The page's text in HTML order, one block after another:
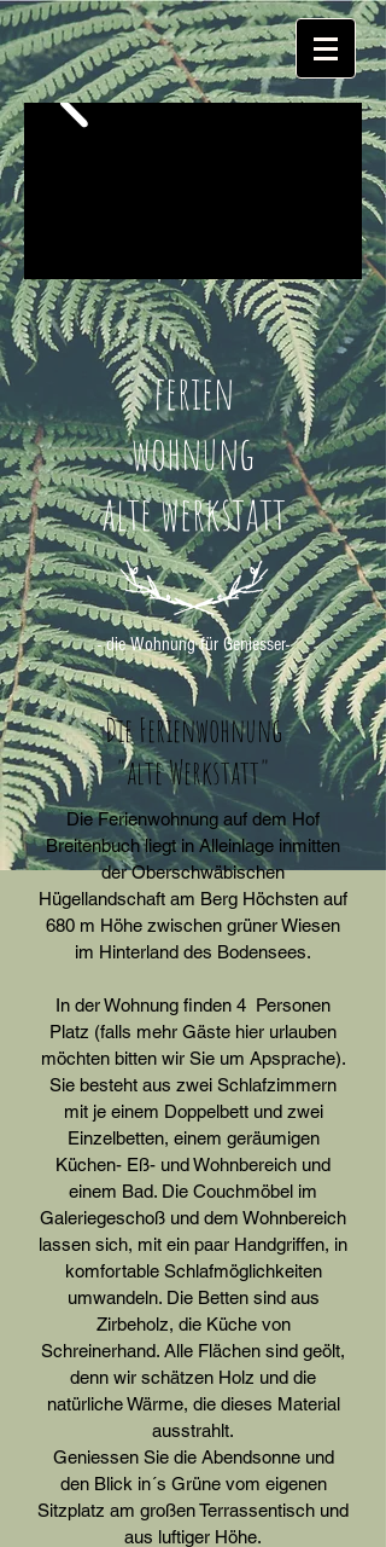
ferien
wohnung
alte werkstatt
- die Wohnung für Geniesser-
Die Ferienwohnung
"alte Werkstatt"
Die Ferienwohnung auf dem Hof
Breitenbuch liegt in Alleinlage inmitten
der Oberschwäbischen
Hügellandschaft am Berg Höchsten auf
680 m Höhe zwischen grüner Wiesen
im Hinterland des Bodensees.
In der Wohnung finden 4 Personen
Platz (falls mehr Gäste hier urlauben
möchten bitten wir Sie um Apsprache).
Sie besteht aus zwei Schlafzimmern
mit je einem Doppelbett und zwei
Einzelbetten, einem geräumigen
Küchen- Eß- und Wohnbereich und
einem Bad. Die Couchmöbel im
Galeriegeschoß und dem Wohnbereich
lassen sich, mit ein paar Handgriffen, in
komfortable Schlafmöglichkeiten
umwandeln. Die Betten sind aus
Zirbeholz, die Küche von
Schreinerhand. Alle Flächen sind geölt,
denn wir schätzen Holz und die
natürliche Wärme, die dieses Material
ausstrahlt.
Geniessen Sie die Abendsonne und
den Blick in´s Grüne vom eigenen
Sitzplatz am großen Terrassentisch und
aus luftiger Höhe.